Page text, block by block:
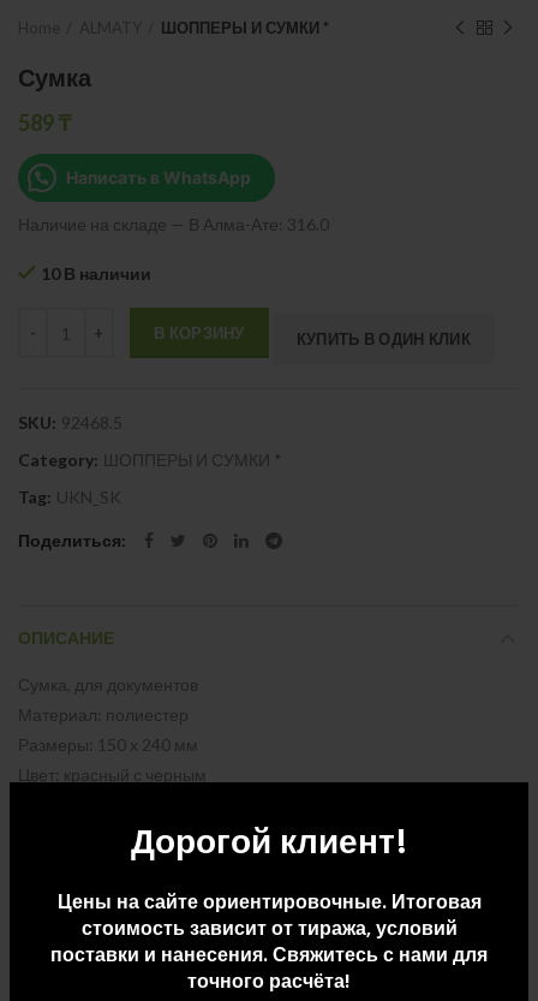
Дорогой клиент!
Цены на сайте ориентировочные. Итоговая
стоимость зависит от тиража, условий
поставки и нанесения. Свяжитесь с нами для
точного расчёта!
ШОППЕРЫ И СУМКИ *
Сумка
589₸
Написать в WhatsApp
Наличие на складе — В Алма-Ате: 316.0
10 В наличии
В КОРЗИНУ КУПИТЬ В ОДИН КЛИК
SKU: 92468.5
Category:
ШОППЕРЫ И СУМКИ *
Tag: UKN_SK
Поделиться
ОПИСАНИЕ
Сумка, для документов
Материал: полиестер
Размеры: 150 x 240 мм
Цвет: красный с черным
ДОПОЛНИТЕЛЬНАЯ ИНФОРМАЦИЯ
ДОСТАВКА И ОПЛАТА